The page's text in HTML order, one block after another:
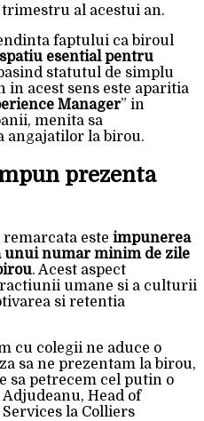
al acestui an.
faptului ca biroul
spatiu esential pentru
statutul de simplu
in acest sens este aparitia
Manager” in
menita sa
angajatilor la birou.
prezenta
este impunerea
unui numar minim de zile
. Acest aspect
umane si a culturii
si retentia
cu colegii ne aduce o
sa ne prezentam la birou,
sa petrecem cel putin o
Head of
la Colliers